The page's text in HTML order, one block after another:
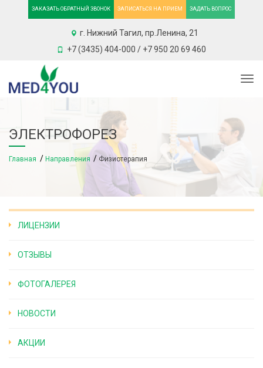
ЗАКАЗАТЬ ОБРАТНЫЙ ЗВОНОК ЗАПИСАТЬСЯ НА ПРИЕМ ЗАДАТЬ ВОПРОС
г. Нижний Тагил, пр.Ленина, 21
+7 (3435) 404-000 / +7 950 20 69 460
ЭЛЕКТРОФОРЕЗ
Главная Направления Физиотерапия
ЛИЦЕНЗИИ
ОТЗЫВЫ
ФОТОГАЛЕРЕЯ
НОВОСТИ
АКЦИИ